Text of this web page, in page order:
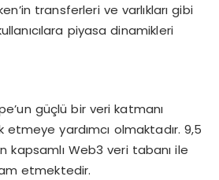
transferleri ve varlıkları gibi
piyasa dinamikleri
güçlü bir veri katmanı
yardımcı olmaktadır. 9,5
Web3 veri tabanı ile
etmektedir.